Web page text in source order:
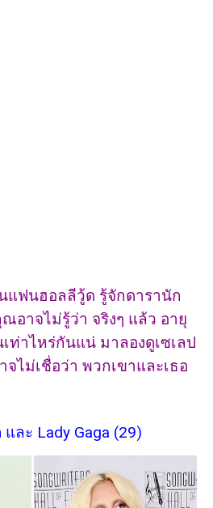
แฟนฮอลลีวู้ด รู้จักดารานัก
อาจไม่รู้ว่า จริงๆ แล้ว อายุ
ท่าไหร่กันแน่ มาลองดูเซเลป
ไม่เชื่อว่า พวกเขาและเธอ
และ Lady Gaga (29)